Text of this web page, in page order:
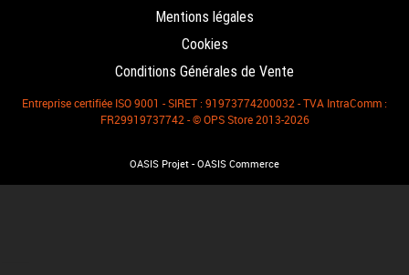
Mentions légales
Cookies
Conditions Générales de Vente
Entreprise certifiée ISO 9001 - SIRET : 91973774200032 - TVA IntraComm :
FR29919737742 - © OPS Store 2013-2026
OASIS Projet - OASIS Commerce